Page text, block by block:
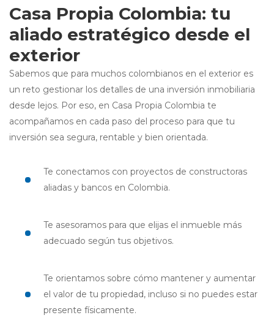
Casa Propia Colombia: tu
aliado estratégico desde el
exterior
Sabemos que para muchos colombianos en el exterior es
un reto gestionar los detalles de una inversión inmobiliaria
desde lejos. Por eso, en Casa Propia Colombia te
acompañamos en cada paso del proceso para que tu
inversión sea segura, rentable y bien orientada.
Te conectamos con proyectos de constructoras
aliadas y bancos en Colombia.
Te asesoramos para que elijas el inmueble más
adecuado según tus objetivos.
Te orientamos sobre cómo mantener y aumentar
el valor de tu propiedad, incluso si no puedes estar
presente físicamente.